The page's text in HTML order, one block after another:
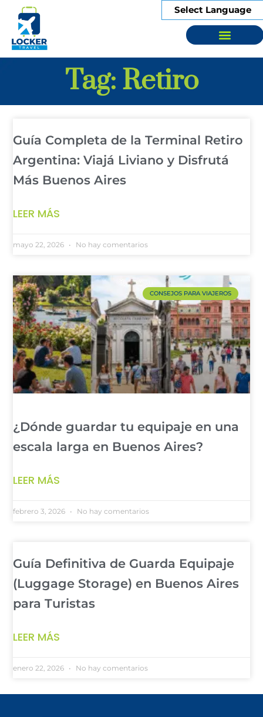
Tag: Retiro
Guía Completa de la Terminal Retiro
Argentina: Viajá Liviano y Disfrutá
Más Buenos Aires
LEER MÁS
mayo 22, 2026 No hay comentarios
CONSEJOS PARA VIAJEROS
¿Dónde guardar tu equipaje en una
escala larga en Buenos Aires?
LEER MÁS
febrero 3, 2026 No hay comentarios
Guía Definitiva de Guarda Equipaje
(Luggage Storage) en Buenos Aires
para Turistas
LEER MÁS
enero 22, 2026 No hay comentarios
Select Language